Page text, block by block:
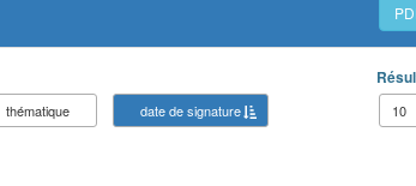
thématique
date de signature
10